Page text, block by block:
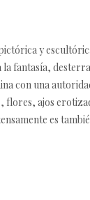
y
la fantasía,
con una
flores, ajos
es